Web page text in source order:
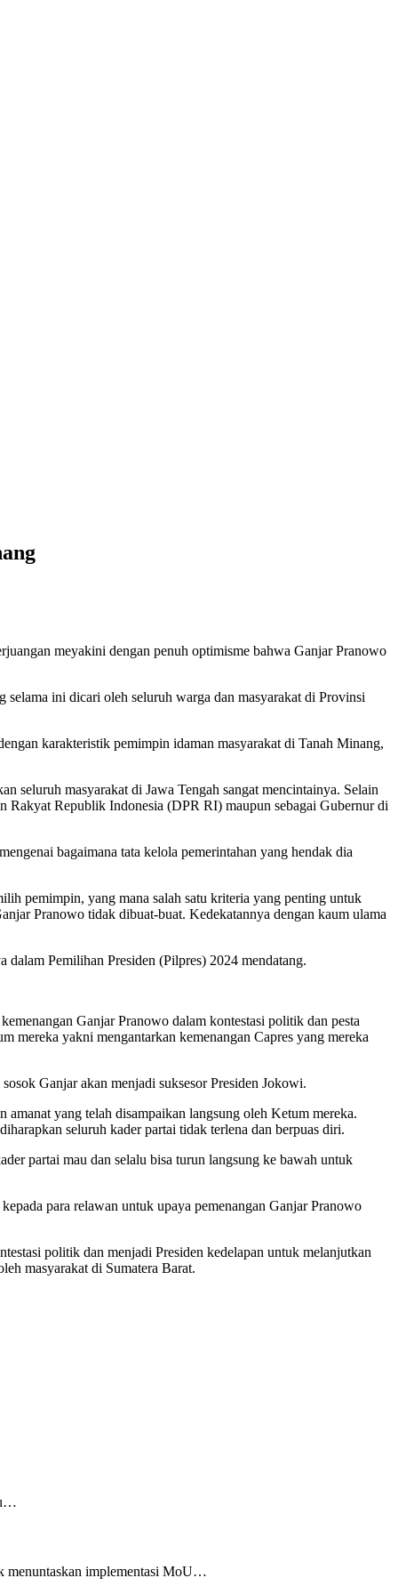
meyakini dengan penuh optimisme bahwa Ganjar Pranowo
selama ini dicari oleh seluruh warga dan masyarakat di Provinsi
karakteristik pemimpin idaman masyarakat di Tanah Minang,
seluruh masyarakat di Jawa Tengah sangat mencintainya. Selain
Rakyat Republik Indonesia (DPR RI) maupun sebagai Gubernur di
bagaimana tata kelola pemerintahan yang hendak dia
pemimpin, yang mana salah satu kriteria yang penting untuk
Pranowo tidak dibuat-buat. Kedekatannya dengan kaum ulama
Pemilihan Presiden (Pilpres) 2024 mendatang.
Ganjar Pranowo dalam kontestasi politik dan pesta
mereka yakni mengantarkan kemenangan Capres yang mereka
Ganjar akan menjadi suksesor Presiden Jokowi.
amanat yang telah disampaikan langsung oleh Ketum mereka.
seluruh kader partai tidak terlena dan berpuas diri.
partai mau dan selalu bisa turun langsung ke bawah untuk
para relawan untuk upaya pemenangan Ganjar Pranowo
politik dan menjadi Presiden kedelapan untuk melanjutkan
masyarakat di Sumatera Barat.
menuntaskan implementasi MoU…